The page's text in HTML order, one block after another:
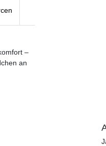
–
an